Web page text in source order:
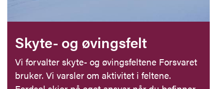
Skyte- og øvingsfelt
Vi forvalter skyte- og øvingsfeltene Forsvaret
bruker. Vi varsler om aktivitet i feltene.